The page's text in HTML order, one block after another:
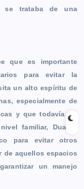
se trataba de una
que es importante
para evitar la
un alto espíritu de
especialmente de
y que todavía no
familiar, Duarte,
para evitar otros
de aquellos espacios
un manejo